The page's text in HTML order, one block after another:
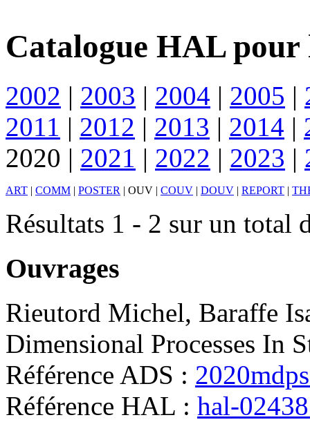
Catalogue HAL pour
2002 | 2003 | 2004 | 2005 |
2011 | 2012 | 2013 | 2014 |
2020 | 2021 | 2022 | 2023 |
ART | COMM | POSTER | OUV | COUV | DOUV | REPORT |
Résultats 1 - 2 sur un total
Ouvrages
Rieutord Michel, Baraffe
Dimensional Processes In
Référence ADS :
Référence HAL : hal-